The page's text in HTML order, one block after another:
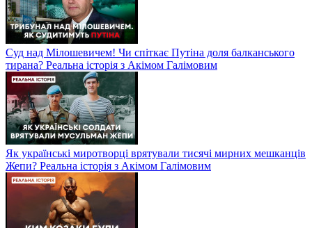
Суд над Мілошевичем! Чи спіткає Путіна доля балканського
тирана? Реальна історія з Акімом Галімовим
Як українські миротворці врятували тисячі мирних мешканців
Жепи? Реальна історія з Акімом Галімовим